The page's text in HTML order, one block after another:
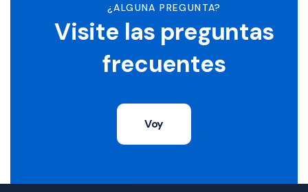
¿ALGUNA PREGUNTA?
Visite las preguntas
frecuentes
Voy